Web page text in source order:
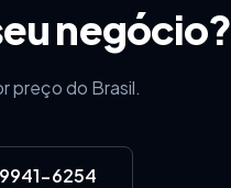
negócio?
preço do Brasil.
6254